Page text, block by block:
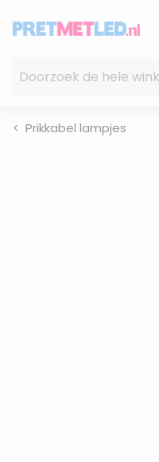
Prikkabel lampjes